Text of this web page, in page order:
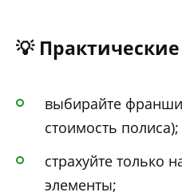
💡
выбирайте
стоимость полиса);
страхуйте только
элементы;